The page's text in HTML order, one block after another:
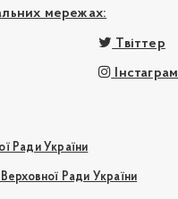
мережах:
Твіттер
Інстаграм
Ради України
Ради України